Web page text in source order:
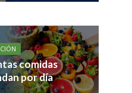
comidas
por día